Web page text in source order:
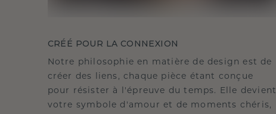
CRÉÉ POUR LA CONNEXION
Notre philosophie en matière de design est de
créer des liens, chaque pièce étant conçue
pour résister à l'épreuve du temps. Elle devient
votre symbole d'amour et de moments chéris,